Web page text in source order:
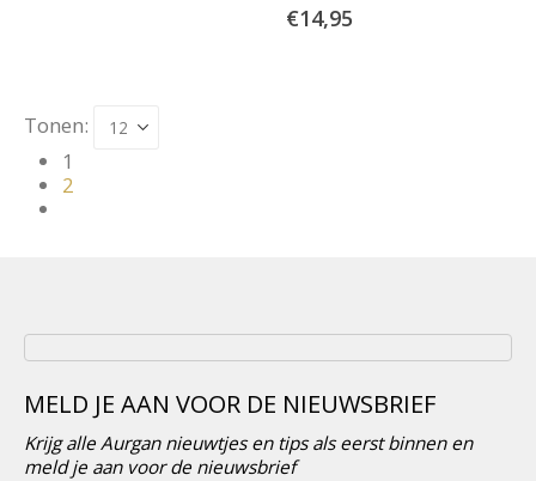
€14,95
Tonen:
1
2
MELD JE AAN VOOR DE NIEUWSBRIEF
Krijg alle Aurgan nieuwtjes en tips als eerst binnen en
meld je aan voor de nieuwsbrief